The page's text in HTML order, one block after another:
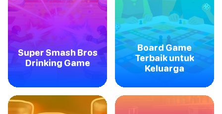
Super Smash Bros
Drinking Game
Board Game
Terbaik untuk
Keluarga